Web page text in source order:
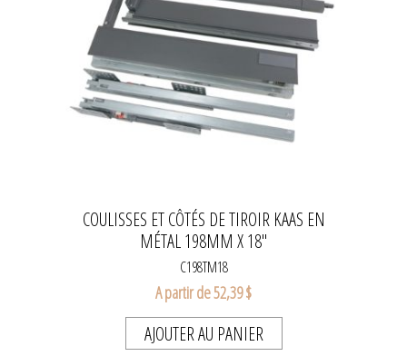
COULISSES ET CÔTÉS DE TIROIR KAAS EN
MÉTAL 198MM X 18''
C198TM18
A partir de 52,39 $
AJOUTER AU PANIER